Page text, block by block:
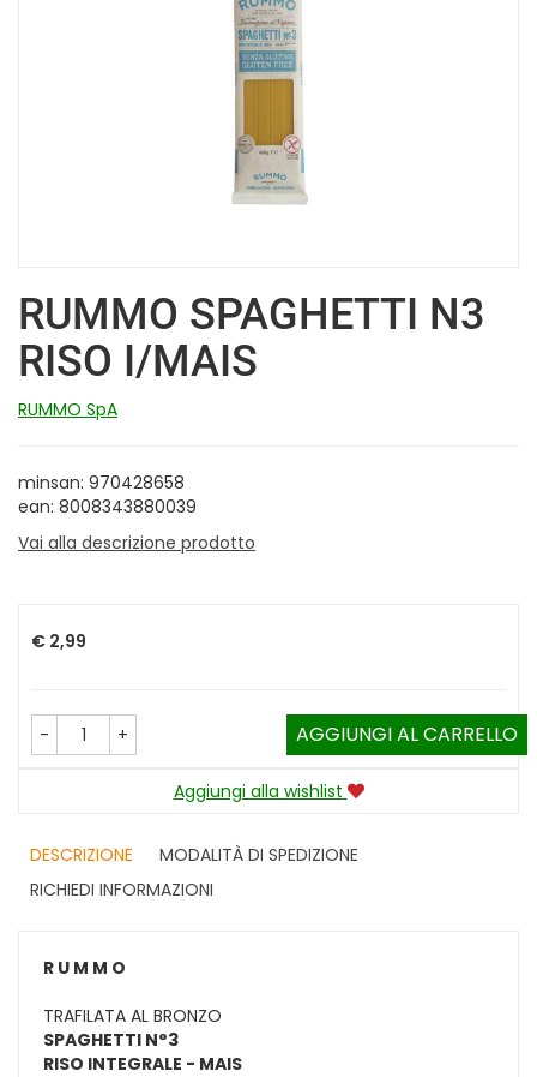
RUMMO SPAGHETTI N3
RISO I/MAIS
RUMMO SpA
minsan: 970428658
ean: 8008343880039
Vai alla descrizione prodotto
Prezzo
€ 2,99
- + AGGIUNGI AL CARRELLO
Aggiungi alla wishlist
DESCRIZIONE
MODALITÀ DI SPEDIZIONE
RICHIEDI INFORMAZIONI
R U M M O
TRAFILATA AL BRONZO
SPAGHETTI N°3
RISO INTEGRALE - MAIS